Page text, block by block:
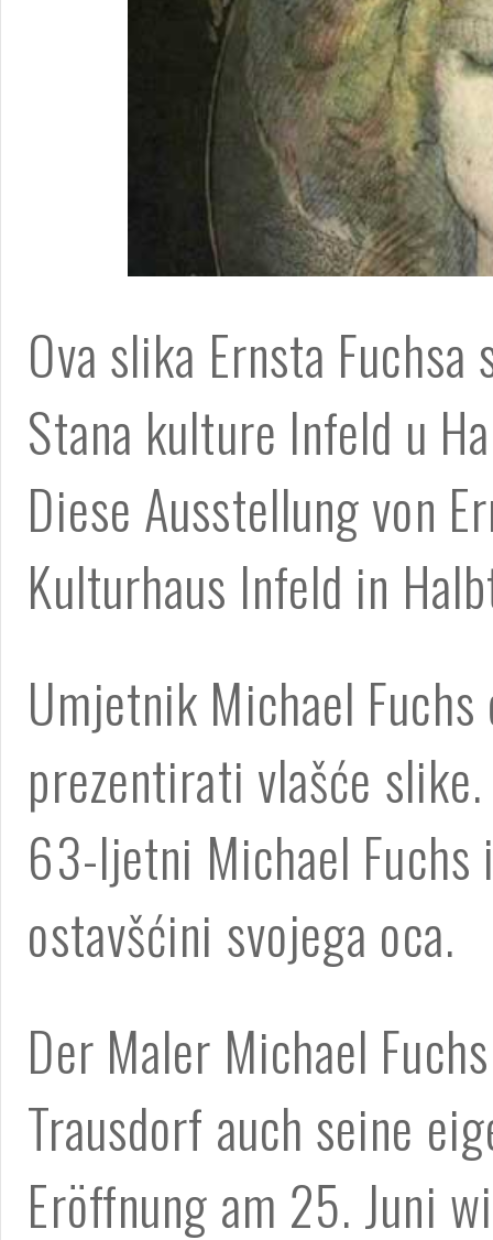
Ova slika Ernsta
Stana kulture Infeld u
Diese Ausstellung von
Kulturhaus Infeld in
Umjetnik Michael
prezentirati vlašće
63-ljetni Michael
ostavšćini svojega oca.
Der Maler Michael
Trausdorf auch seine
Eröffnung am 25. Juni